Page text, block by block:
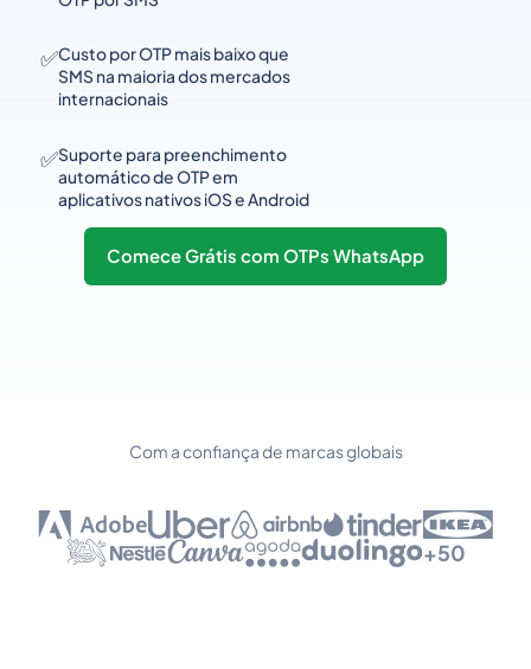
✅Custo por OTP mais baixo que
SMS na maioria dos mercados
internacionais
✅Suporte para preenchimento
automático de OTP em
aplicativos nativos iOS e Android
Comece Grátis com OTPs WhatsApp
Com a confiança de marcas globais
+50